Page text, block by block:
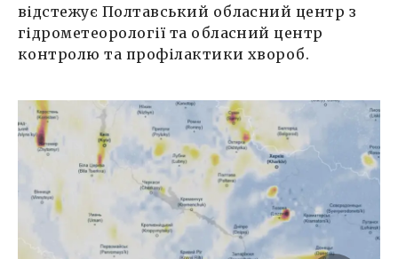
відстежує Полтавський обласний центр з
гідрометеорології та обласний центр
контролю та профілактики хвороб.